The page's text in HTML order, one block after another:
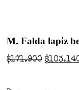
M. Falda lapiz
$171.900 $